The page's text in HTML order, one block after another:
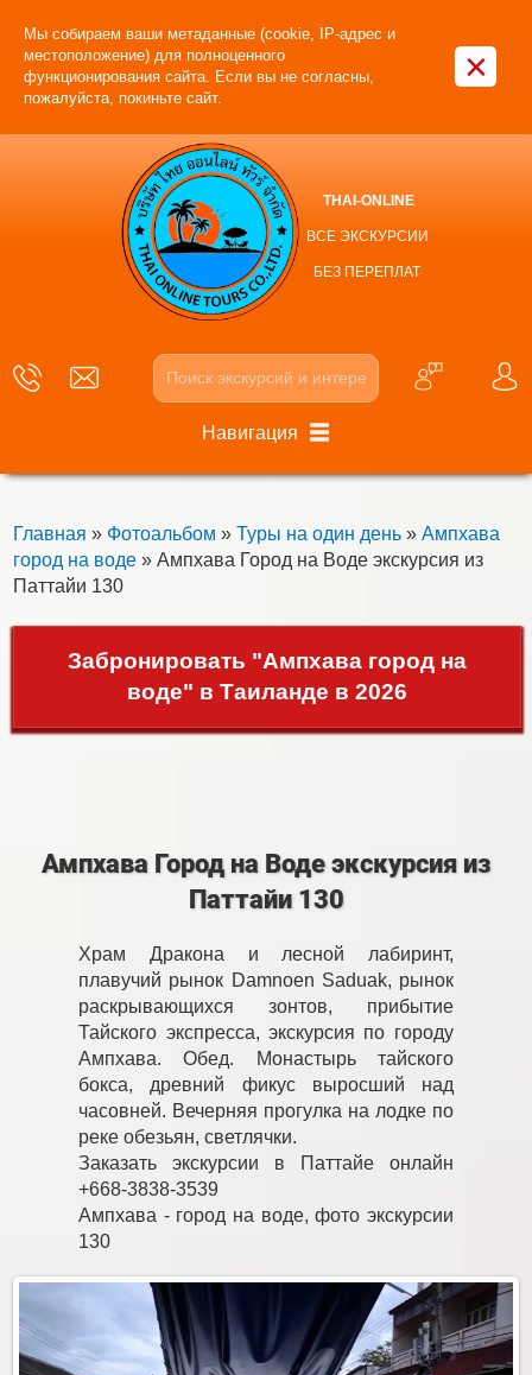
Мы собираем ваши метаданные (cookie, IP-адрес и
местоположение) для полноценного
функционирования сайта. Если вы не согласны,
пожалуйста, покиньте сайт.
×
THAI-ONLINE
ВСЕ ЭКСКУРСИИ
БЕЗ ПЕРЕПЛАТ
Навигация
Главная » Фотоальбом » Туры на один день» Ампхава
город на воде» Ампхава Город на Воде экскурсия из
Паттайи 130
Забронировать "Ампхава город на
воде" в Таиланде в 2026
Ампхава Город на Воде экскурсия из
Паттайи 130
Храм Дракона и лесной лабиринт,
плавучий рынок Damnoen Saduak, рынок
раскрывающихся зонтов, прибытие
Тайского экспресса, экскурсия по городу
Ампхава. Обед. Монастырь тайского
бокса, древний фикус выросший над
часовней. Вечерняя прогулка на лодке по
реке обезьян, светлячки.
Заказать экскурсии в Паттайе онлайн
+668-3838-3539
Ампхава - город на воде, фото экскурсии
130